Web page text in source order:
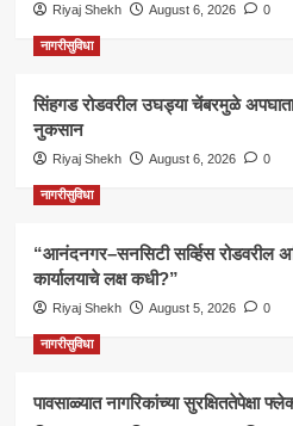
Riyaj Shekh August 6, 2026 0
नागरीसुविधा
सिंहगड रोडवरील उघड्या चेंबरमुळे
नुकसान
Riyaj Shekh August 6, 2026 0
नागरीसुविधा
“आनंदनगर–सनसिटी सर्व्हिस रोडवरील
कार्यालयाचे लक्ष कधी?”
Riyaj Shekh August 5, 2026 0
नागरीसुविधा
पावसाळ्यात नागरिकांच्या सुरक्षिततेपेक्षा